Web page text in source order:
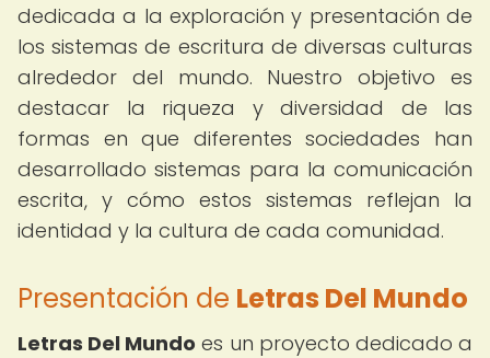
dedicada a la exploración y presentación de
los sistemas de escritura de diversas culturas
alrededor del mundo. Nuestro objetivo es
destacar la riqueza y diversidad de las
formas en que diferentes sociedades han
desarrollado sistemas para la comunicación
escrita, y cómo estos sistemas reflejan la
identidad y la cultura de cada comunidad.
Presentación de Letras Del Mundo
Letras Del Mundo es un proyecto dedicado a